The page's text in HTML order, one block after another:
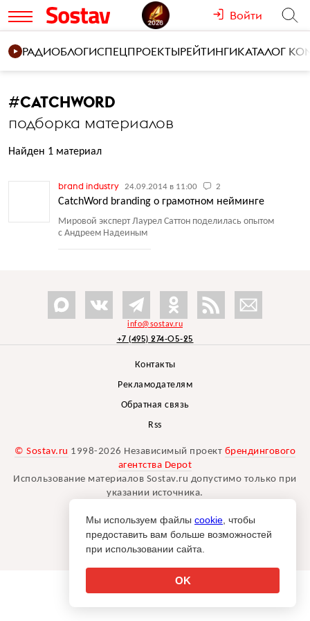
Войти
РАДИОБЛОГИСПЕЦПРОЕКТЫРЕЙТИНГИКАТАЛОГ
#CATCHWORD
подборка материалов
Найден 1 материал
brand industry 24.09.2014 в 11:00 2
CatchWord branding о грамотном нейминге
Мировой эксперт Лаурел Саттон поделилась опытом
с Андреем Надеиным
info@sostav.ru
+7 (495) 274-05-25
Контакты
Рекламодателям
Обратная связь
Rss
© Sostav.ru 1998-2026 Независимый проект брендингового
агентства Depot
Использование материалов Sostav.ru допустимо только при
указании источника.
18+
Мы используем файлы cookie , чтобы
предоставить вам больше возможностей
при использовании сайта.
OK